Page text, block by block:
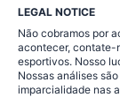
LEGAL NOTICE
Não cobramos por
acontecer, contate-
esportivos. Nosso
Nossas análises
imparcialidade nas